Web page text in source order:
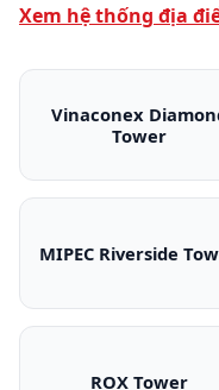
Xem hệ thống địa
Vinaconex
Tower
MIPEC Riverside
MIPEC
ROX Tower